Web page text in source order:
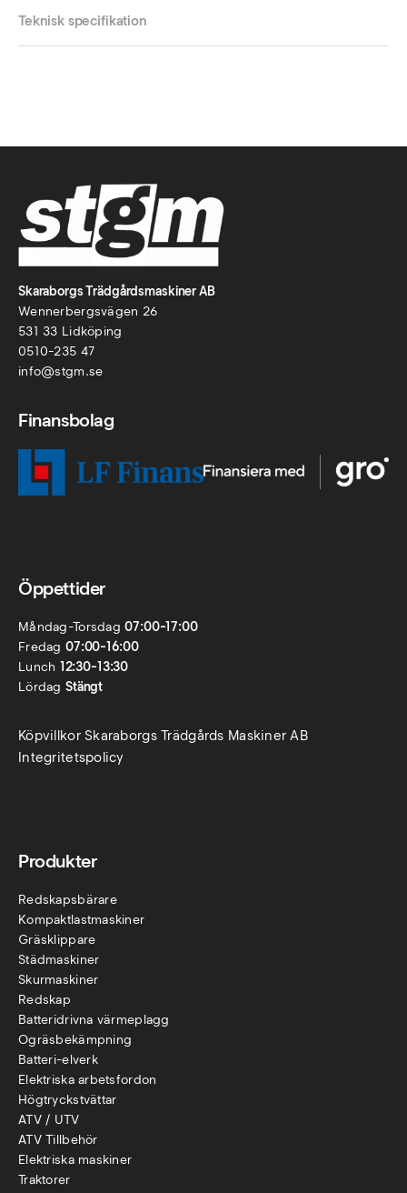
Teknisk specifikation
Skaraborgs Trädgårdsmaskiner AB
Wennerbergsvägen 26
531 33 Lidköping
0510-235 47
info@stgm.se
Finansbolag
Öppettider
Måndag-Torsdag07:00-17:00
Fredag 07:00-16:00
Lunch 12:30-13:30
Lördag Stängt
Köpvillkor Skaraborgs Trädgårds Maskiner AB
Integritetspolicy
Produkter
Redskapsbärare
Kompaktlastmaskiner
Gräsklippare
Städmaskiner
Skurmaskiner
Redskap
Batteridrivna värmeplagg
Ogräsbekämpning
Batteri-elverk
Elektriska arbetsfordon
Högtryckstvättar
ATV / UTV
ATV Tillbehör
Elektriska maskiner
Traktorer